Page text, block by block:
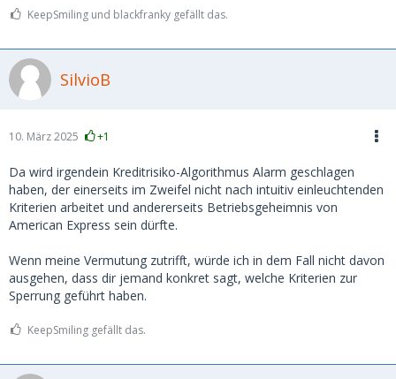
KeepSmiling und blackfranky gefällt das.
SilvioB
10. März 2025 +1
Da wird irgendein Kreditrisiko-Algorithmus Alarm geschlagen
haben, der einerseits im Zweifel nicht nach intuitiv einleuchtenden
Kriterien arbeitet und andererseits Betriebsgeheimnis von
American Express sein dürfte.
Wenn meine Vermutung zutrifft, würde ich in dem Fall nicht davon
ausgehen, dass dir jemand konkret sagt, welche Kriterien zur
Sperrung geführt haben.
KeepSmiling gefällt das.